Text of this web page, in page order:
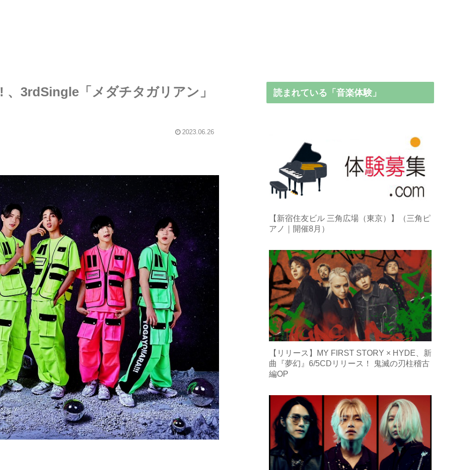
、3rdSingle「メダチタガリアン」
2023.06.26
読まれている「音楽体験」
【新宿住友ビル 三角広場（東京）】（三角ピ
アノ｜開催8月）
【リリース】MY FIRST STORY × HYDE、新
曲『夢幻』6/5CDリリース！ 鬼滅の刃柱稽古
編OP